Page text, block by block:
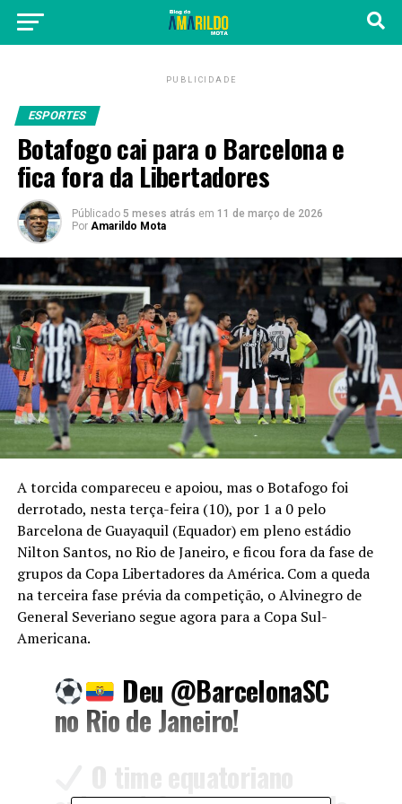
PUBLICIDADE
ESPORTES
Botafogo cai para o Barcelona e
fica fora da Libertadores
Públicado 5 meses atrás em 11 de março de 2026
Por Amarildo Mota
A torcida compareceu e apoiou, mas o Botafogo foi
derrotado, nesta terça-feira (10), por 1 a 0 pelo
Barcelona de Guayaquil (Equador) em pleno estádio
Nilton Santos, no Rio de Janeiro, e ficou fora da fase de
grupos da Copa Libertadores da América. Com a queda
na terceira fase prévia da competição, o Alvinegro de
General Severiano segue agora para a Copa Sul-
Americana.
Deu @BarcelonaSC
no Rio de Janeiro!
O time equatoriano